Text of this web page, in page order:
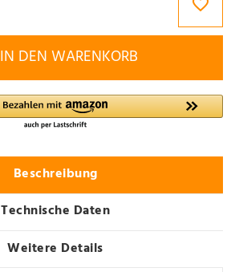
IN DEN WARENKORB
Beschreibung
Technische Daten
Weitere Details